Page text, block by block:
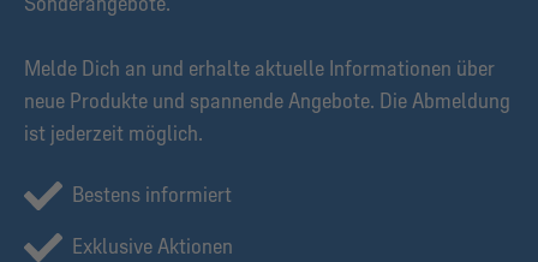
Melde Dich an und erhalte aktuelle Informationen über
neue Produkte und spannende Angebote. Die Abmeldung
ist jederzeit möglich.
Bestens informiert
Exklusive Aktionen